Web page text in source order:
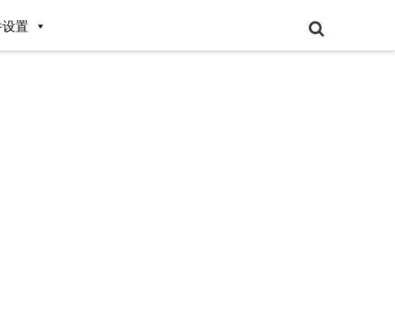
置